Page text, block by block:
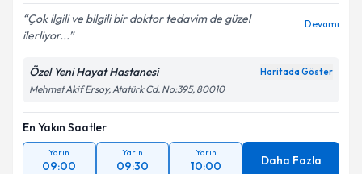
Çok ilgili ve bilgili bir doktor tedavim de güzel
ilerliyor...
Devamı
Özel Yeni Hayat Hastanesi Haritada Göster
Mehmet Akif Ersoy, Atatürk Cd. No:395, 80010
En Yakın Saatler
Yarın
09:00
Yarın
09:30
Yarın
10:00 Daha Fazla